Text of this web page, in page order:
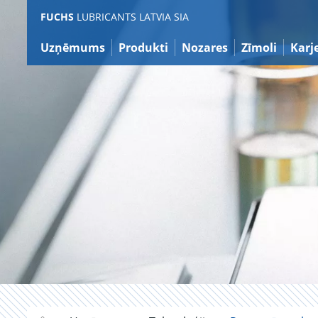
FUCHS LUBRICANTS LATVIA SIA
Uzņēmums Produkti Nozares Zīmoli